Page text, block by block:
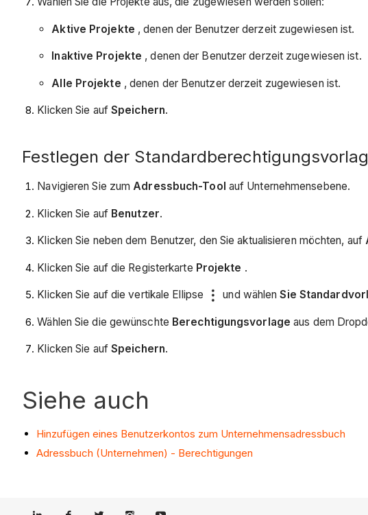
Aktive Projekte , denen der Benutzer derzeit zugewiesen ist.
Inaktive Projekte , denen der Benutzer derzeit zugewiesen ist.
Alle Projekte , denen der Benutzer derzeit zugewiesen ist.
Klicken Sie auf Speichern.
Festlegen der
Navigieren Sie zumAdressbuch-Tool auf Unternehmensebene.
Klicken Sie auf Benutzer.
Klicken Sie neben dem Benutzer, den Sie aktualisieren möchten, auf
Klicken Sie auf die Registerkarte Projekte .
Klicken Sie auf die vertikale Ellipse und wählenSie
Wählen Sie die gewünschte Berechtigungsvorlage aus dem
Klicken Sie auf Speichern.
Siehe auch
Hinzufügen eines Benutzerkontos zum Unternehmensadressbuch
Adressbuch (Unternehmen) - Berechtigungen